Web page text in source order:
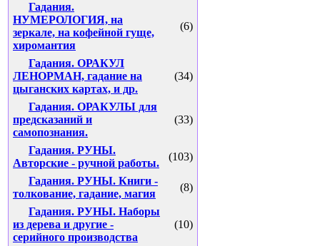
Гадания.
НУМЕРОЛОГИЯ, на
зеркале, на кофейной гуще,
хиромантия
(6)
Гадания. ОРАКУЛ
ЛЕНОРМАН, гадание на
цыганских картах, и др.
(34)
Гадания. ОРАКУЛЫ для
предсказаний и
самопознания.
(33)
Гадания. РУНЫ.
Авторские - ручной работы.
(103)
Гадания. РУНЫ. Книги -
толкование, гадание, магия
(8)
Гадания. РУНЫ. Наборы
из дерева и другие -
серийного производства
(10)